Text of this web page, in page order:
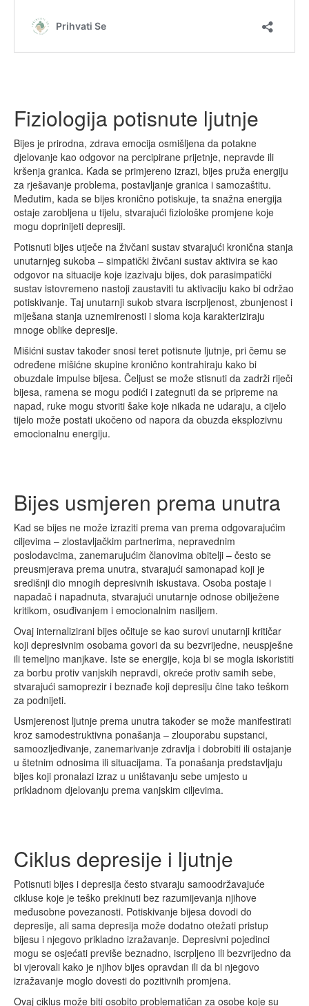
Fiziologija potisnute ljutnje
Bijes je prirodna, zdrava emocija osmišljena da potakne
djelovanje kao odgovor na percipirane prijetnje, nepravde ili
kršenja granica. Kada se primjereno izrazi, bijes pruža energiju
za rješavanje problema, postavljanje granica i samozaštitu.
Međutim, kada se bijes kronično potiskuje, ta snažna energija
ostaje zarobljena u tijelu, stvarajući fiziološke promjene koje
mogu doprinijeti depresiji.
Potisnuti bijes utječe na živčani sustav stvarajući kronična stanja
unutarnjeg sukoba – simpatički živčani sustav aktivira se kao
odgovor na situacije koje izazivaju bijes, dok parasimpatički
sustav istovremeno nastoji zaustaviti tu aktivaciju kako bi održao
potiskivanje. Taj unutarnji sukob stvara iscrpljenost, zbunjenost i
miješana stanja uznemirenosti i sloma koja karakteriziraju
mnoge oblike depresije.
Mišićni sustav također snosi teret potisnute ljutnje, pri čemu se
određene mišićne skupine kronično kontrahiraju kako bi
obuzdale impulse bijesa. Čeljust se može stisnuti da zadrži riječi
bijesa, ramena se mogu podići i zategnuti da se pripreme na
napad, ruke mogu stvoriti šake koje nikada ne udaraju, a cijelo
tijelo može postati ukočeno od napora da obuzda eksplozivnu
emocionalnu energiju.
Bijes usmjeren prema unutra
Kad se bijes ne može izraziti prema van prema odgovarajućim
ciljevima – zlostavljačkim partnerima, nepravednim
poslodavcima, zanemarujućim članovima obitelji – često se
preusmjerava prema unutra, stvarajući samonapad koji je
središnji dio mnogih depresivnih iskustava. Osoba postaje i
napadač i napadnuta, stvarajući unutarnje odnose obilježene
kritikom, osuđivanjem i emocionalnim nasiljem.
Ovaj internalizirani bijes očituje se kao surovi unutarnji kritičar
koji depresivnim osobama govori da su bezvrijedne, neuspješne
ili temeljno manjkave. Iste se energije, koja bi se mogla iskoristiti
za borbu protiv vanjskih nepravdi, okreće protiv samih sebe,
stvarajući samoprezir i beznađe koji depresiju čine tako teškom
za podnijeti.
Usmjerenost ljutnje prema unutra također se može manifestirati
kroz samodestruktivna ponašanja – zlouporabu supstanci,
samoozljeđivanje, zanemarivanje zdravlja i dobrobiti ili ostajanje
u štetnim odnosima ili situacijama. Ta ponašanja predstavljaju
bijes koji pronalazi izraz u uništavanju sebe umjesto u
prikladnom djelovanju prema vanjskim ciljevima.
Ciklus depresije i ljutnje
Potisnuti bijes i depresija često stvaraju samoodržavajuće
cikluse koje je teško prekinuti bez razumijevanja njihove
međusobne povezanosti. Potiskivanje bijesa dovodi do
depresije, ali sama depresija može dodatno otežati pristup
bijesu i njegovo prikladno izražavanje. Depresivni pojedinci
mogu se osjećati previše beznadno, iscrpljeno ili bezvrijedno da
bi vjerovali kako je njihov bijes opravdan ili da bi njegovo
izražavanje moglo dovesti do pozitivnih promjena.
Ovaj ciklus može biti osobito problematičan za osobe koje su